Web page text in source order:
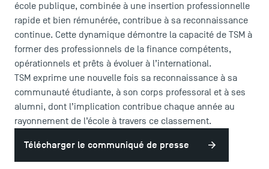
ACCÈS DIRECTS
Actualités
Agenda
Recrutement
école publique, combinée à une insertion professionnelle
rapide et bien rémunérée, contribue à sa reconnaissance
continue. Cette dynamique démontre la capacité de TSM à
former des professionnels de la finance compétents,
opérationnels et prêts à évoluer à l’international.
TSM exprime une nouvelle fois sa reconnaissance à sa
communauté étudiante, à son corps professoral et à ses
alumni, dont l’implication contribue chaque année au
rayonnement de l’école à travers ce classement.
Télécharger le communiqué de presse